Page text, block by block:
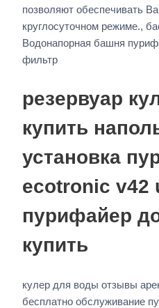
позволяют обеспечивать
круглосуточном режиме.,
Водонапорная башня
фильтр
резервуар
купить
установка
ecotronic v42
пурифайер
купить
кулер для воды отзывы
бесплатно обслуживание